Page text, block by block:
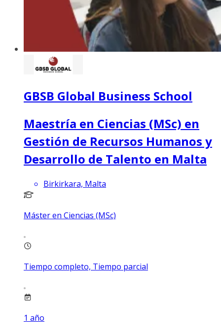
GBSB Global Business School
Maestría en Ciencias (MSc) en
Gestión de Recursos Humanos y
Desarrollo de Talento en Malta
Birkirkara, Malta
Máster en Ciencias (MSc)
Tiempo completo, Tiempo parcial
1 año